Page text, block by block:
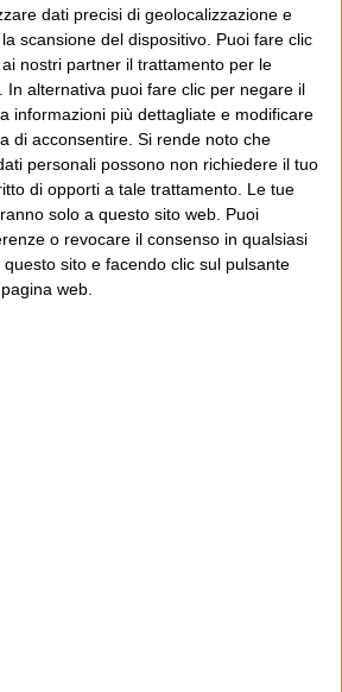
dati precisi di geolocalizzazione e
scansione del dispositivo. Puoi fare clic
nostri partner il trattamento per le
In alternativa puoi fare clic per negare il
informazioni più dettagliate e modificare
di acconsentire. Si rende noto che
personali possono non richiedere il tuo
di opporti a tale trattamento. Le tue
solo a questo sito web. Puoi
o revocare il consenso in qualsiasi
sito e facendo clic sul pulsante
web.